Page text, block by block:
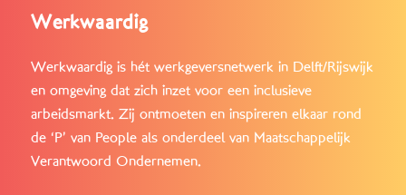
Werkwaardig
Werkwaardig is hét werkgeversnetwerk in Delft/Rijswijk
en omgeving dat zich inzet voor een inclusieve
arbeidsmarkt. Zij ontmoeten en inspireren elkaar rond
de ‘P’ van People als onderdeel van Maatschappelijk
Verantwoord Ondernemen.